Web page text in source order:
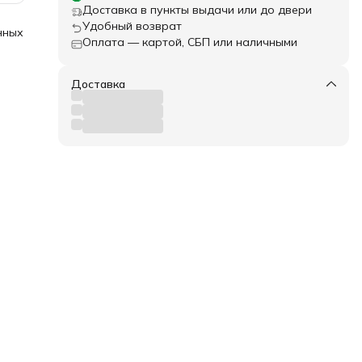
Доставка в пункты выдачи или до двери
Удобный возврат
Оплата — картой, СБП или наличными
Доставка